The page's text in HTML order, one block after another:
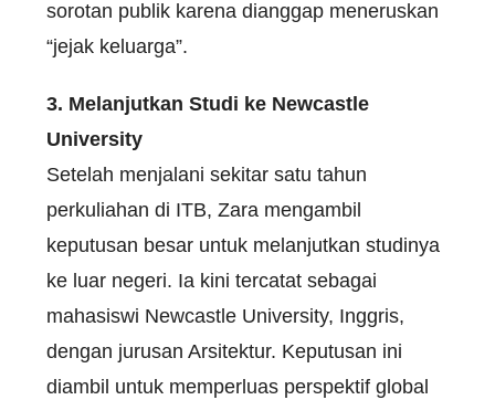
sorotan publik karena dianggap meneruskan
“jejak keluarga”.
3. Melanjutkan Studi ke Newcastle
University
Setelah menjalani sekitar satu tahun
perkuliahan di ITB, Zara mengambil
keputusan besar untuk melanjutkan studinya
ke luar negeri. Ia kini tercatat sebagai
mahasiswi Newcastle University, Inggris,
dengan jurusan Arsitektur. Keputusan ini
diambil untuk memperluas perspektif global